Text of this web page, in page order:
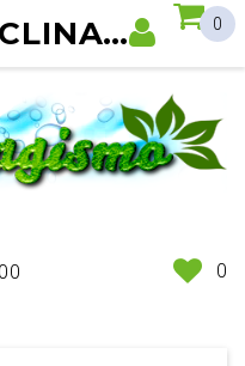
0
0
LUDWIGIA INCLINATA